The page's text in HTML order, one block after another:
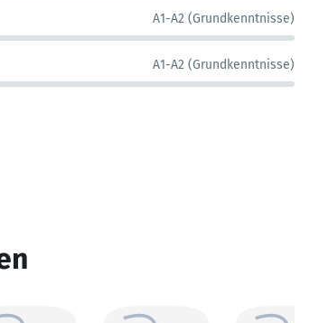
A1-A2 (Grundkenntnisse)
A1-A2 (Grundkenntnisse)